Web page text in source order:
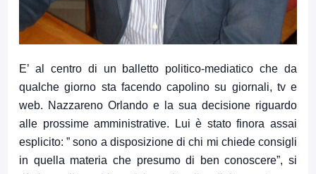
E’ al centro di un balletto politico-mediatico che da
qualche giorno sta facendo capolino su giornali, tv e
web. Nazzareno Orlando e la sua decisione riguardo
alle prossime amministrative. Lui è stato finora assai
esplicito: ” sono a disposizione di chi mi chiede consigli
in quella materia che presumo di ben conoscere”, si